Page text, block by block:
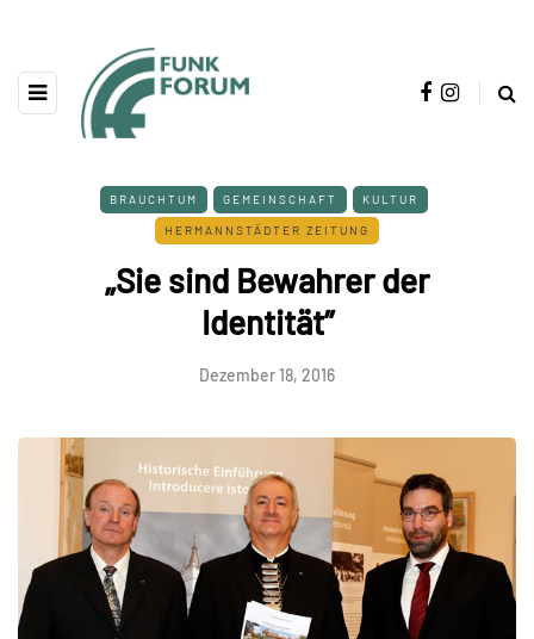
BRAUCHTUM GEMEINSCHAFT KULTUR
HERMANNSTÄDTER ZEITUNG
„Sie sind Bewahrer der
Identität”
Dezember 18, 2016